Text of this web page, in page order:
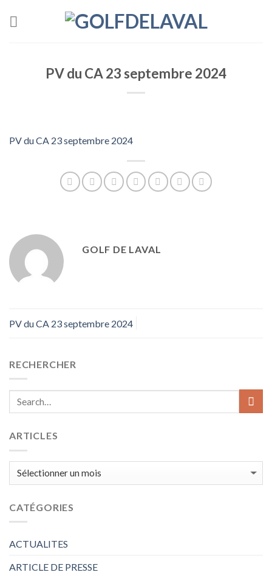
RECHERCHER
ARTICLES
ARTICLES
CATÉGORIES
ACTUALITES
ARTICLE DE PRESSE
PV du CA 23 septembre 2024
PV du CA 23 septembre 2024
GOLF DE LAVAL
PV du CA 23 septembre 2024